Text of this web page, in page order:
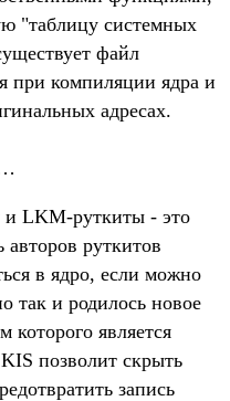
"таблицу системных
файл
при компиляции ядра и
адресах.
и LKM-руткиты - это
руткитов
в ядро, если можно
так и родилось новое
которого является
позволит скрыть
запись